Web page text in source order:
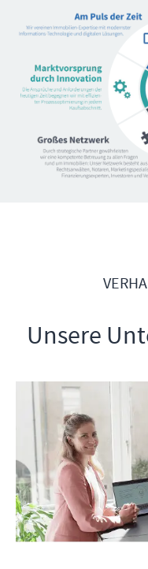
Unsere